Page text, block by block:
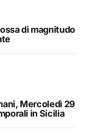
di magnitudo
Mercoledì 29
in Sicilia